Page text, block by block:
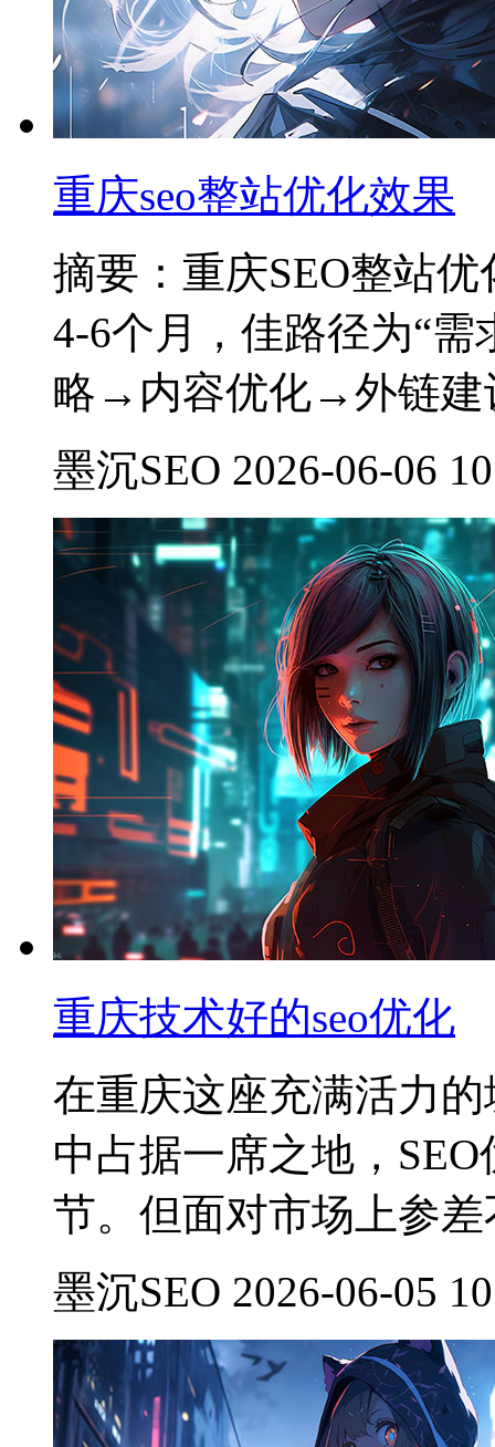
重庆seo整站优化效果
摘要：重庆SEO整站
4-6个月，佳路径为“
略→内容优化→外链建
墨沉SEO 2026-06-06
重庆技术好的seo优化
在重庆这座充满活力
中占据一席之地，
节。但面对市场上参
墨沉SEO 2026-06-05